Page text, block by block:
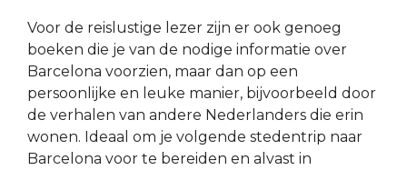
Voor de reislustige lezer zijn er ook genoeg
boeken die je van de nodige informatie over
Barcelona voorzien, maar dan op een
persoonlijke en leuke manier, bijvoorbeeld door
de verhalen van andere Nederlanders die erin
wonen. Ideaal om je volgende stedentrip naar
Barcelona voor te bereiden en alvast in